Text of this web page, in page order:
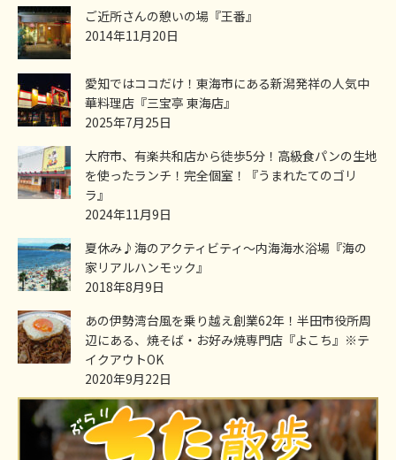
ご近所さんの憩いの場『王番』
2014年11月20日
愛知ではココだけ！東海市にある新潟発祥の人気中
華料理店『三宝亭 東海店』
2025年7月25日
大府市、有楽共和店から徒歩5分！高級食パンの生地
を使ったランチ！完全個室！『うまれたてのゴリ
ラ』
2024年11月9日
夏休み♪海のアクティビティ～内海海水浴場『海の
家リアルハンモック』
2018年8月9日
あの伊勢湾台風を乗り越え創業62年！半田市役所周
辺にある、焼そば・お好み焼専門店『よこち』※テ
イクアウトOK
2020年9月22日